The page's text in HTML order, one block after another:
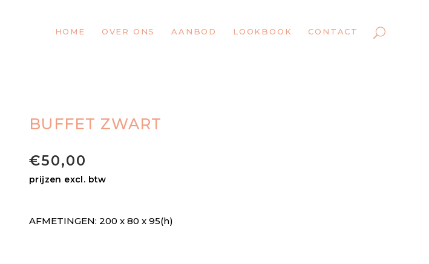
HOME OVER ONS AANBOD LOOKBOOK CONTACT
BUFFET ZWART
€50,00
prijzen excl. btw
AFMETINGEN: 200 x 80 x 95(h)